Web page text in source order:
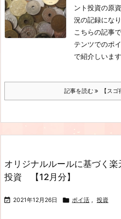
ント投資の原
況の記録にな
こちらの記事
テンツでのポ
で紹介しいま
記事を読む 【スゴ
オリジナルルールに基づく
投資 【12月分】
 2021年12月26日  ポイ活 , 投資